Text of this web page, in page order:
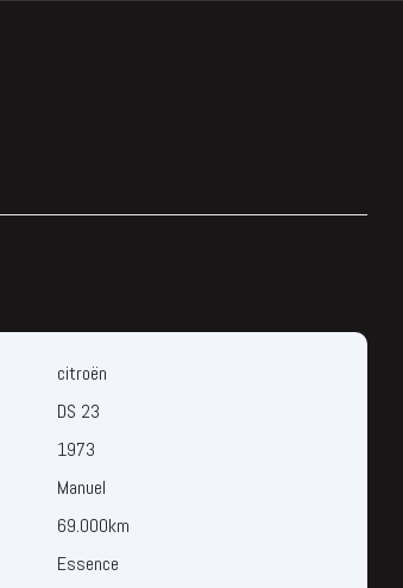
citroën
DS 23
1973
Manuel
69.000km
Essence